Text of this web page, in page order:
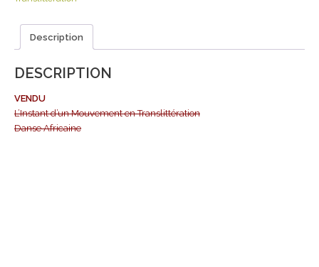
Description
DESCRIPTION
VENDU
L’Instant d’un Mouvement en Translittération
Danse Africaine